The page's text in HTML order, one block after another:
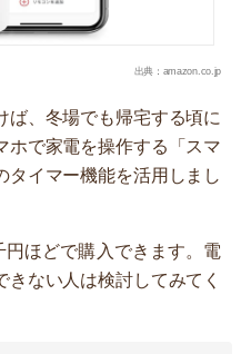
出典：amazon.co.jp
ば、冬場でも帰宅する頃に
ホで家電を操作する「スマ
タイマー機能を活用しまし
ほどで購入できます。電
ない人は検討してみてく